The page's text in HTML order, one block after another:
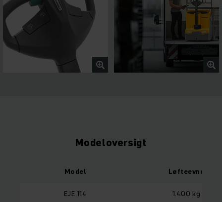
Modeloversigt
Model Løfteevne
EJE 114 1.400 kg